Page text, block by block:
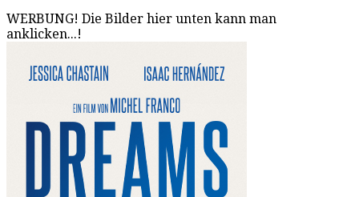
WERBUNG! Die Bilder hier unten kann man
anklicken...!